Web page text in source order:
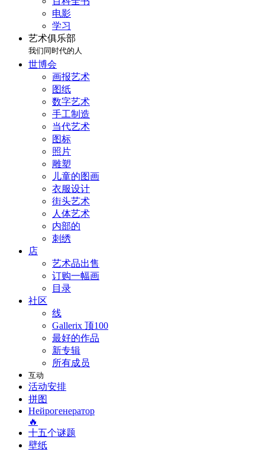
电影
学习
艺术俱乐部
我们同时代的人
世博会
画报艺术
图纸
数字艺术
手工制造
当代艺术
图标
照片
雕塑
儿童的图画
衣服设计
街头艺术
人体艺术
内部的
刺绣
店
艺术品出售
订购一幅画
目录
社区
线
Gallerix 顶100
最好的作品
新专辑
所有成员
互动
活动安排
拼图
Нейрогенератор
🔥
十五个谜题
壁纸